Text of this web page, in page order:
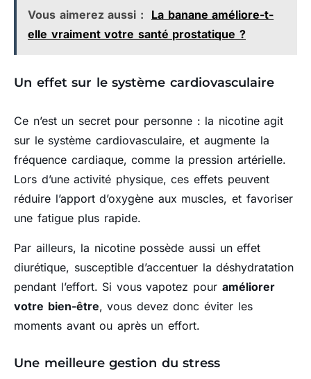
Vous aimerez aussi :
La banane améliore-t-
elle vraiment votre santé prostatique ?
Un effet sur le système cardiovasculaire
Ce n’est un secret pour personne : la nicotine agit
sur le système cardiovasculaire, et augmente la
fréquence cardiaque, comme la pression artérielle.
Lors d’une activité physique, ces effets peuvent
réduire l’apport d’oxygène aux muscles, et favoriser
une fatigue plus rapide.
Par ailleurs, la nicotine possède aussi un effet
diurétique, susceptible d’accentuer la déshydratation
pendant l’effort. Si vous vapotez pour améliorer
votre bien-être, vous devez donc éviter les
moments avant ou après un effort.
Une meilleure gestion du stress